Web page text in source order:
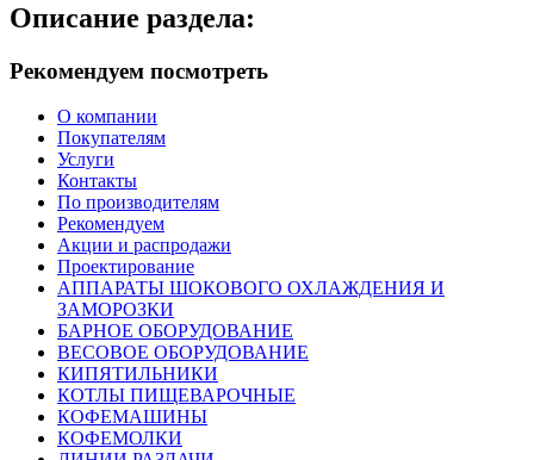
Описание раздела:
Рекомендуем посмотреть
О компании
Покупателям
Услуги
Контакты
По производителям
Рекомендуем
Акции и распродажи
Проектирование
АППАРАТЫ ШОКОВОГО ОХЛАЖДЕНИЯ И
ЗАМОРОЗКИ
БАРНОЕ ОБОРУДОВАНИЕ
ВЕСОВОЕ ОБОРУДОВАНИЕ
КИПЯТИЛЬНИКИ
КОТЛЫ ПИЩЕВАРОЧНЫЕ
КОФЕМАШИНЫ
КОФЕМОЛКИ